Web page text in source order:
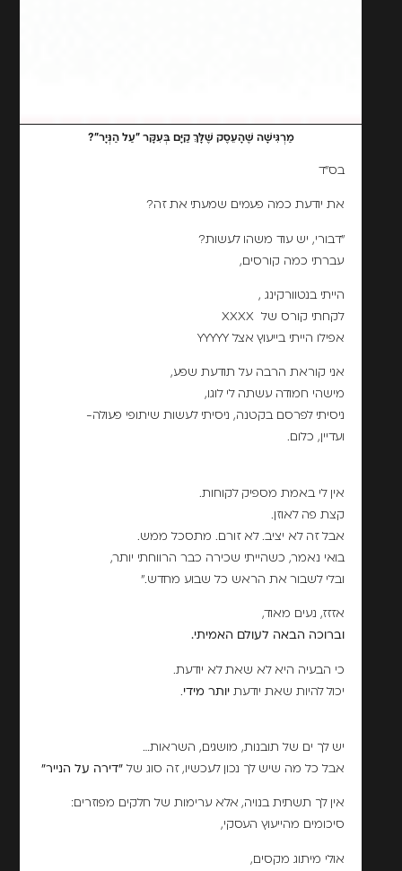
מַרְגִּישָׁה שֶׁהָעֵסֶק שֶׁלָּךְ קַיָּם בְּעִקָּר "עַל הַנְּיָר"?
בס"ד
את יודעת כמה פעמים שמעתי את זה?
"דבורי, יש עוד משהו לעשות?
עברתי כמה קורסים,
הייתי בנטוורקינג ,
לקחתי קורס של XXXX
אפילו הייתי בייעוץ אצל YYYYY
אני קוראת הרבה על תודעת שפע,
מישהי חמודה עשתה לי לוגו,
ניסיתי לפרסם בקטנה, ניסיתי לעשות שיתופי פעולה-
ועדיין, כלום.
אין לי באמת מספיק לקוחות.
קצת פה לאוזן.
אבל זה לא יציב. לא זורם. מתסכל ממש.
בואי נאמר, כשהייתי שכירה כבר הרווחתי יותר,
ובלי לשבור את הראש כל שבוע מחדש."
אזזז, נעים מאוד,
וברוכה הבאה לעולם האמיתי.
כי הבעיה היא לא שאת לא יודעת.
יכול להיות שאת יודעת יותר מידי.
יש לך ים של תובנות, מושגים, השראות…
אבל כל מה שיש לך נכון לעכשיו, זה סוג של "דירה על הנייר"
אין לך תשתית בנויה, אלא ערימות של חלקים מפוזרים:
סיכומים מהייעוץ העסקי,
אולי מיתוג מקסים,